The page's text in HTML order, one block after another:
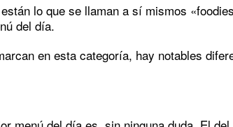
lo que se llaman a sí mismos
del día.
en esta categoría, hay notables